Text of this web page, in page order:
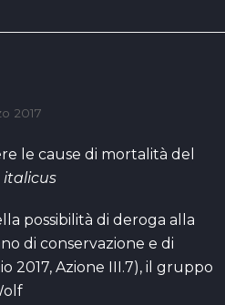
2017
le cause di mortalità del
italicus
possibilità di deroga alla
di conservazione e di
2017, Azione III.7), il gruppo